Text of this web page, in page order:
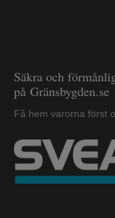
Säkra och
på Gränsbygden.se
Få hem varorna först